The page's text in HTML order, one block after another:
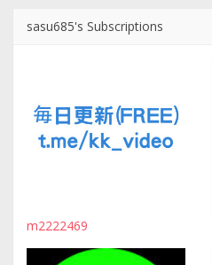
sasu685's Subscriptions
m2222469